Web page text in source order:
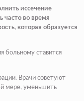
иссечение
часто во время
которая образуется
больному ставится
Врачи советуют
мере, уменьшить